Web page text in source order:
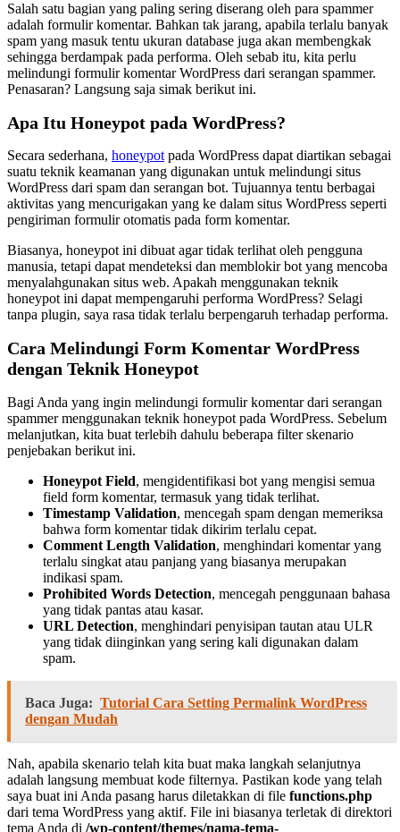
Salah satu bagian yang paling sering diserang oleh para spammer
adalah formulir komentar. Bahkan tak jarang, apabila terlalu banyak
spam yang masuk tentu ukuran database juga akan membengkak
sehingga berdampak pada performa. Oleh sebab itu, kita perlu
melindungi formulir komentar WordPress dari serangan spammer.
Penasaran? Langsung saja simak berikut ini.
Apa Itu Honeypot pada WordPress?
Secara sederhana, honeypot pada WordPress dapat diartikan sebagai
suatu teknik keamanan yang digunakan untuk melindungi situs
WordPress dari spam dan serangan bot. Tujuannya tentu berbagai
aktivitas yang mencurigakan yang ke dalam situs WordPress seperti
pengiriman formulir otomatis pada form komentar.
Biasanya, honeypot ini dibuat agar tidak terlihat oleh pengguna
manusia, tetapi dapat mendeteksi dan memblokir bot yang mencoba
menyalahgunakan situs web. Apakah menggunakan teknik
honeypot ini dapat mempengaruhi performa WordPress? Selagi
tanpa plugin, saya rasa tidak terlalu berpengaruh terhadap performa.
Cara Melindungi Form Komentar WordPress
dengan Teknik Honeypot
Bagi Anda yang ingin melindungi formulir komentar dari serangan
spammer menggunakan teknik honeypot pada WordPress. Sebelum
melanjutkan, kita buat terlebih dahulu beberapa filter skenario
penjebakan berikut ini.
Honeypot Field, mengidentifikasi bot yang mengisi semua
field form komentar, termasuk yang tidak terlihat.
Timestamp Validation, mencegah spam dengan memeriksa
bahwa form komentar tidak dikirim terlalu cepat.
Comment Length Validation, menghindari komentar yang
terlalu singkat atau panjang yang biasanya merupakan
indikasi spam.
Prohibited Words Detection, mencegah penggunaan bahasa
yang tidak pantas atau kasar.
URL Detection, menghindari penyisipan tautan atau ULR
yang tidak diinginkan yang sering kali digunakan dalam
spam.
Baca Juga: Tutorial Cara Setting Permalink WordPress
dengan Mudah
Nah, apabila skenario telah kita buat maka langkah selanjutnya
adalah langsung membuat kode filternya. Pastikan kode yang telah
saya buat ini Anda pasang harus diletakkan di file functions.php
dari tema WordPress yang aktif. File ini biasanya terletak di direktori
tema Anda di /wp-content/themes/nama-tema-